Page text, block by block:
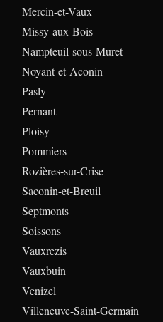
Mercin-et-Vaux
Missy-aux-Bois
Nampteuil-sous-Muret
Noyant-et-Aconin
Pasly
Pernant
Ploisy
Pommiers
Rozières-sur-Crise
Saconin-et-Breuil
Septmonts
Soissons
Vauxrezis
Vauxbuin
Venizel
Villeneuve-Saint-Germain